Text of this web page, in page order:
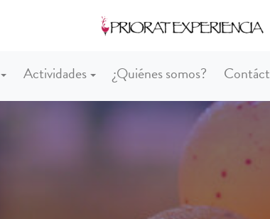
Actividades ¿Quiénes somos?